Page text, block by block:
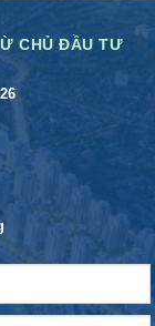
CHỦ ĐẦU TƯ